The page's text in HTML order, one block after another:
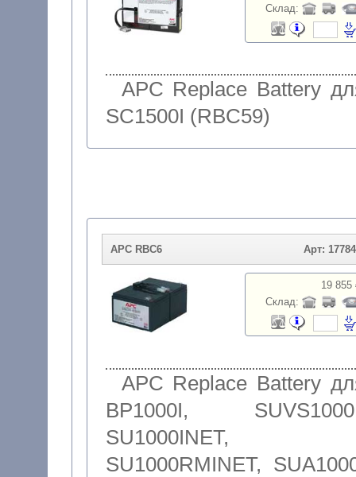
Склад:
APC Replace Battery
SC1500I (RBC59)
APC RBC6 Арт:
19 855
Склад:
APC Replace Battery
BP1000I,
SU1000INET,
SU1000RMINET,